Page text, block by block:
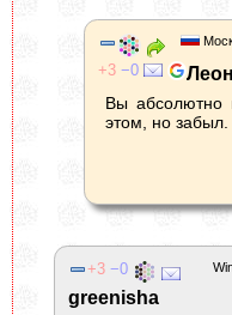
3 0
Вы абсолютно
этом, но забыл.
3 0
greenisha